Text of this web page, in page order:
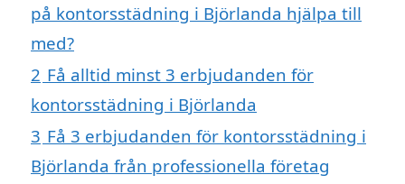
på kontorsstädning i Björlanda hjälpa till
med?
2 Få alltid minst 3 erbjudanden för
kontorsstädning i Björlanda
3 Få 3 erbjudanden för kontorsstädning i
Björlanda från professionella företag